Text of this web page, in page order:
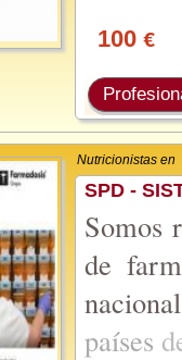
100 €
Nutricionistas en
SPD -
Somos
de
países